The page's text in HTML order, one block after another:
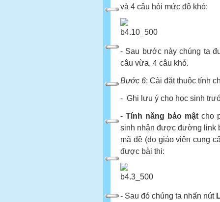
và 4 câu hỏi mức độ khó:
- Sau bước này chúng ta
câu vừa, 4 câu khó.
Bước 6: Cài đặt thuộc tính
- Ghi lưu ý cho học sinh
- Tính năng bảo mậtcho
sinh nhận được đường link
mã đề (do giáo viên cung
được bài thi:
- Sau đó chúng ta nhấn nút